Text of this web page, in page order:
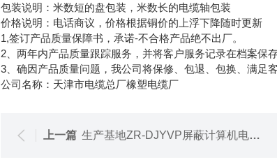
包装说明：米数短的盘包装，米数长的电缆轴包装
价格说明：电话商议，价格根据铜价的上浮下降随时更新
1,签订产品质量保障书，承诺-不合格产品绝不出厂。
2、两年内产品质量跟踪服务，并将客户服务记录在档案保存
3、确因产品质量问题，我公司将保修、包退、包换、满足客
公司名称：天津市电缆总厂橡塑电缆厂
上一篇 生产基地ZR-DJYVP屏蔽计算机电缆DJYVP信号屏蔽线